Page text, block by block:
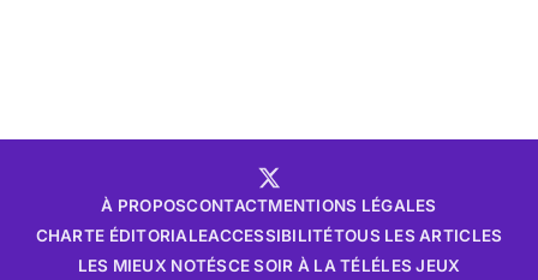
À PROPOSCONTACTMENTIONS LÉGALES
CHARTE ÉDITORIALEACCESSIBILITÉTOUS LES ARTICLES
LES MIEUX NOTÉSCE SOIR À LA TÉLÉLES JEUX